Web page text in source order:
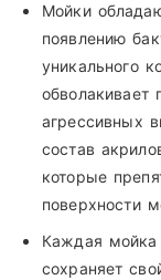
Мойки
появлению
уникального
обволакивает
агрессивных
состав
которые
поверхности
Каждая мойка
сохраняет